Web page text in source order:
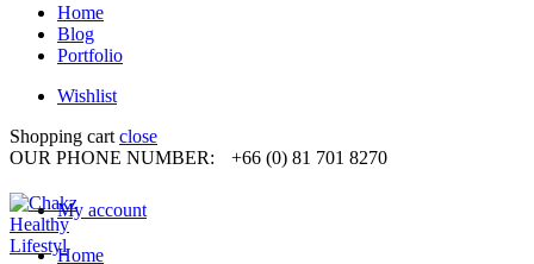
Home
Blog
Portfolio
Wishlist
Shopping cart close
OUR PHONE NUMBER:
+66 (0) 81 701 8270
My account
Home